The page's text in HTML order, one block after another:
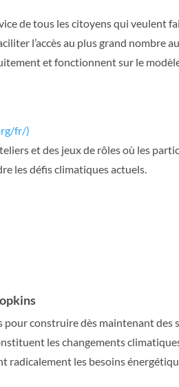
de tous les citoyens qui veulent
l’accès au plus grand nombre
et fonctionnent sur le
fr/)
et des jeux de rôles où les
les défis climatiques actuels.
construire dès maintenant des
les changements
radicalement les besoins